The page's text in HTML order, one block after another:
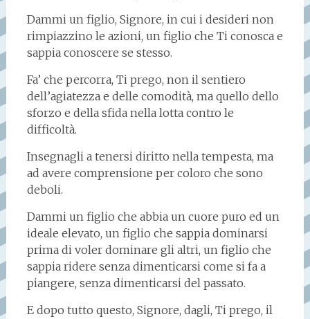
Dammi un figlio, Signore, in cui i desideri non
rimpiazzino le azioni, un figlio che Ti conosca e
sappia conoscere se stesso.
Fa’ che percorra, Ti prego, non il sentiero
dell’agiatezza e delle comodità, ma quello dello
sforzo e della sfida nella lotta contro le
difficoltà.
Insegnagli a tenersi diritto nella tempesta, ma
ad avere comprensione per coloro che sono
deboli.
Dammi un figlio che abbia un cuore puro ed un
ideale elevato, un figlio che sappia dominarsi
prima di voler dominare gli altri, un figlio che
sappia ridere senza dimenticarsi come si fa a
piangere, senza dimenticarsi del passato.
E dopo tutto questo, Signore, dagli, Ti prego, il